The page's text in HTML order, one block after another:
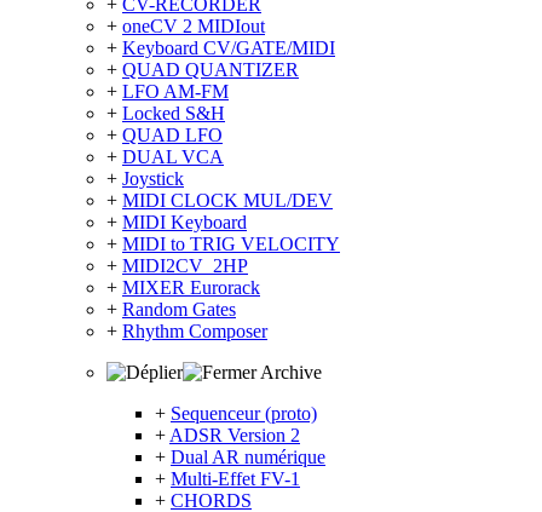
+ CV-RECORDER
+ oneCV 2 MIDIout
+ Keyboard CV/GATE/MIDI
+ QUAD QUANTIZER
+ LFO AM-FM
+ Locked S&H
+ QUAD LFO
+ DUAL VCA
+ Joystick
+ MIDI CLOCK MUL/DEV
+ MIDI Keyboard
+ MIDI to TRIG VELOCITY
+ MIDI2CV_2HP
+ MIXER Eurorack
+ Random Gates
+ Rhythm Composer
Archive
+ Sequenceur (proto)
+ ADSR Version 2
+ Dual AR numérique
+ Multi-Effet FV-1
+ CHORDS